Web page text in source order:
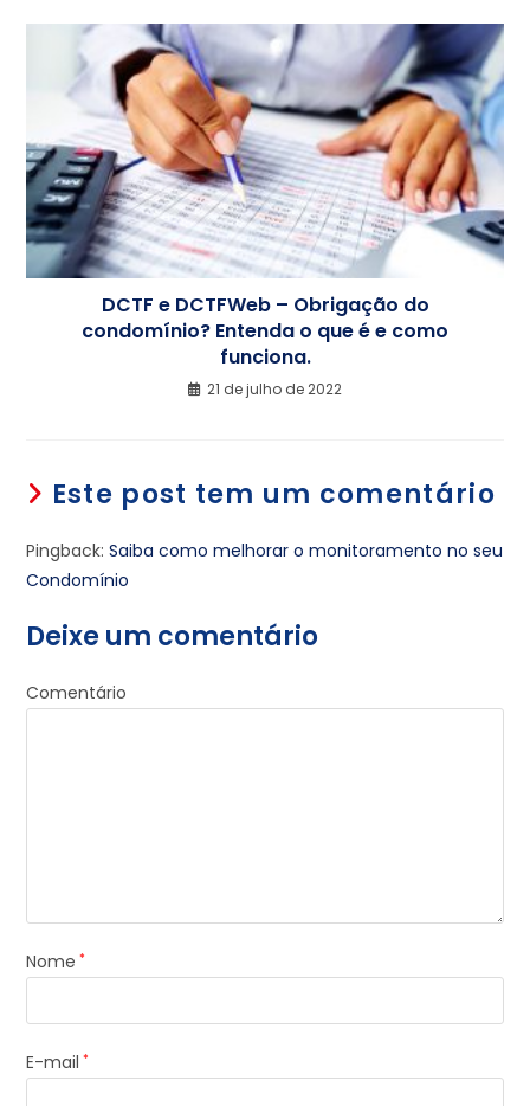
DCTF e DCTFWeb – Obrigação do
condomínio? Entenda o que é e como
funciona.
21 de julho de 2022
Este post tem um comentário
Pingback:Saiba como melhorar o monitoramento no seu
Condomínio
Deixe um comentário
Comentário
Nome *
E-mail *